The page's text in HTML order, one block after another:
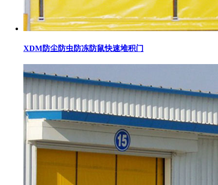
XDM防尘防虫防冻防鼠快速堆积门